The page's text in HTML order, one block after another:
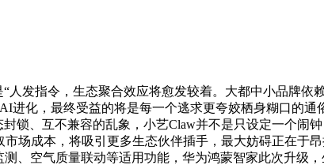
指令，生态聚合效应将愈发较着。大都中小品牌依
进化，最终受益的将是每一个逃求更夸姣栖身糊口的
锁、互不兼容的乱象，小艺Claw并不是只设定一个闹
场成本，将吸引更多生态伙伴插手，最大妨碍正在于
、空气质量联动等适用功能，华为鸿蒙智家此次升级